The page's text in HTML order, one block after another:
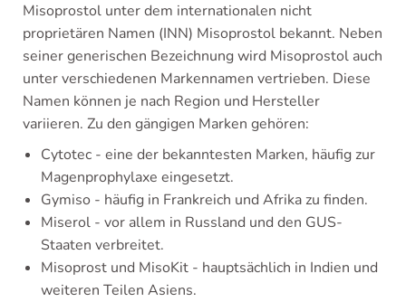
Misoprostol unter dem internationalen nicht
proprietären Namen (INN) Misoprostol bekannt. Neben
seiner generischen Bezeichnung wird Misoprostol auch
unter verschiedenen Markennamen vertrieben. Diese
Namen können je nach Region und Hersteller
variieren. Zu den gängigen Marken gehören:
Cytotec - eine der bekanntesten Marken, häufig zur
Magenprophylaxe eingesetzt.
Gymiso - häufig in Frankreich und Afrika zu finden.
Miserol - vor allem in Russland und den GUS-
Staaten verbreitet.
Misoprost und MisoKit - hauptsächlich in Indien und
weiteren Teilen Asiens.